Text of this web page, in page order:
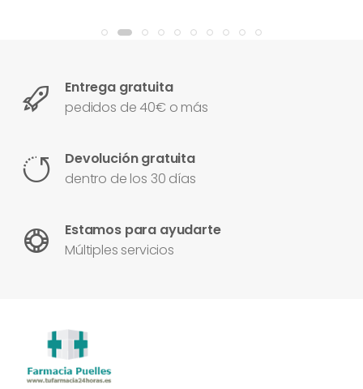
Entrega gratuita
pedidos de 40€ o más
Devolución gratuita
dentro de los 30 días
Estamos para ayudarte
Múltiples servicios